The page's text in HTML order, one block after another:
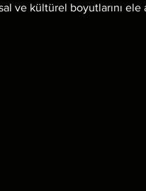
ve kültürel boyutlarını ele